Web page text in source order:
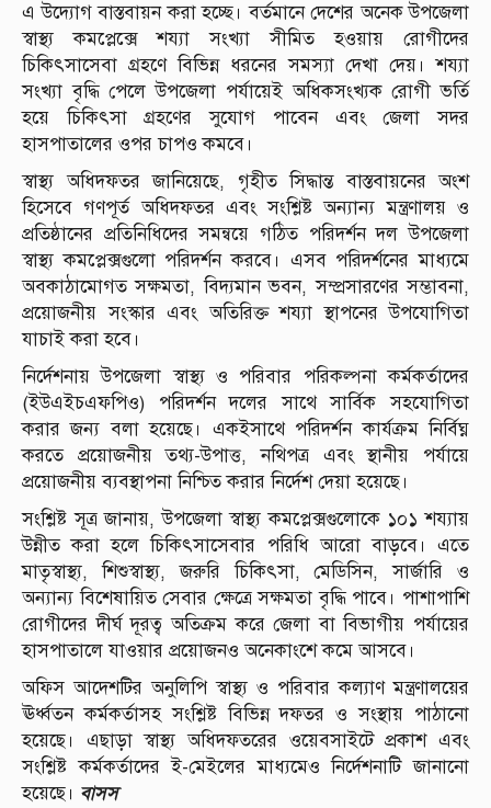
এ উদ্যোগ বাস্তবায়ন করা হচ্ছে। বর্তমানে দেশের অনেক উপজেলা
স্বাস্থ্য কমপ্লেক্সে শয্যা সংখ্যা সীমিত হওয়ায় রোগীদের
চিকিৎসাসেবা গ্রহণে বিভিন্ন ধরনের সমস্যা দেখা দেয়। শয্যা
সংখ্যা বৃদ্ধি পেলে উপজেলা পর্যায়েই অধিকসংখ্যক রোগী ভর্তি
হয়ে চিকিৎসা গ্রহণের সুযোগ পাবেন এবং জেলা সদর
হাসপাতালের ওপর চাপও কমবে।
স্বাস্থ্য অধিদফতর জানিয়েছে, গৃহীত সিদ্ধান্ত বাস্তবায়নের অংশ
হিসেবে গণপূর্ত অধিদফতর এবং সংশ্লিষ্ট অন্যান্য মন্ত্রণালয় ও
প্রতিষ্ঠানের প্রতিনিধিদের সমন্বয়ে গঠিত পরিদর্শন দল উপজেলা
স্বাস্থ্য কমপ্লেক্সগুলো পরিদর্শন করবে। এসব পরিদর্শনের মাধ্যমে
অবকাঠামোগত সক্ষমতা, বিদ্যমান ভবন, সম্প্রসারণের সম্ভাবনা,
প্রয়োজনীয় সংস্কার এবং অতিরিক্ত শয্যা স্থাপনের উপযোগিতা
যাচাই করা হবে।
নির্দেশনায় উপজেলা স্বাস্থ্য ও পরিবার পরিকল্পনা কর্মকর্তাদের
(ইউএইচএফপিও) পরিদর্শন দলের সাথে সার্বিক সহযোগিতা
করার জন্য বলা হয়েছে। একইসাথে পরিদর্শন কার্যক্রম নির্বিঘ্ন
করতে প্রয়োজনীয় তথ্য-উপাত্ত, নথিপত্র এবং স্থানীয় পর্যায়ে
প্রয়োজনীয় ব্যবস্থাপনা নিশ্চিত করার নির্দেশ দেয়া হয়েছে।
সংশ্লিষ্ট সূত্র জানায়, উপজেলা স্বাস্থ্য কমপ্লেক্সগুলোকে ১০১ শয্যায়
উন্নীত করা হলে চিকিৎসাসেবার পরিধি আরো বাড়বে। এতে
মাতৃস্বাস্থ্য, শিশুস্বাস্থ্য, জরুরি চিকিৎসা, মেডিসিন, সার্জারি ও
অন্যান্য বিশেষায়িত সেবার ক্ষেত্রে সক্ষমতা বৃদ্ধি পাবে। পাশাপাশি
রোগীদের দীর্ঘ দূরত্ব অতিক্রম করে জেলা বা বিভাগীয় পর্যায়ের
হাসপাতালে যাওয়ার প্রয়োজনও অনেকাংশে কমে আসবে।
অফিস আদেশটির অনুলিপি স্বাস্থ্য ও পরিবার কল্যাণ মন্ত্রণালয়ের
ঊর্ধ্বতন কর্মকর্তাসহ সংশ্লিষ্ট বিভিন্ন দফতর ও সংস্থায় পাঠানো
হয়েছে। এছাড়া স্বাস্থ্য অধিদফতরের ওয়েবসাইটে প্রকাশ এবং
সংশ্লিষ্ট কর্মকর্তাদের ই-মেইলের মাধ্যমেও নির্দেশনাটি জানানো
হয়েছে। বাসস